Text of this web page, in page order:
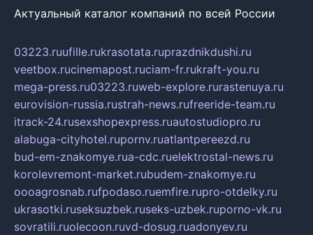
Актуальный каталог компаний по всей России
03223.ruufille.rukrasotata.ruprazdnikdushi.ru
veetbox.rucinemapost.ruciam-fr.rukraft-you.ru
mega-press.ru03223.ruweb-explore.rurastenuya.ru
eurovision-russia.rustrah-news.rufreeride-team.ru
itrack-24.rusexshopexpress.ruautostudiopro.ru
alabuga-cityhotel.rupornv.ruatlantpereezd.ru
bud-em-znakomye.rua-cdc.ruelektrostal-news.ru
korolevremont-market.rubudem-znakomye.ru
oooagrosnab.rufpodaso.ruemfire.rupro-otdelky.ru
ukrasotki.ruseksuzbek.ruseks-uzbek.ruporno-vk.ru
sovratili.ruolecoon.ruvd-dosug.ruadonyev.ru